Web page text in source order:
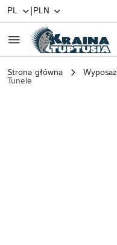
Przejdź do treści
Przejdź do
Przejdź do moje
Przejdź do menu
Przejdź do opisu
Przejdź do stopki
PL |PLN
Strona główna
Tunele